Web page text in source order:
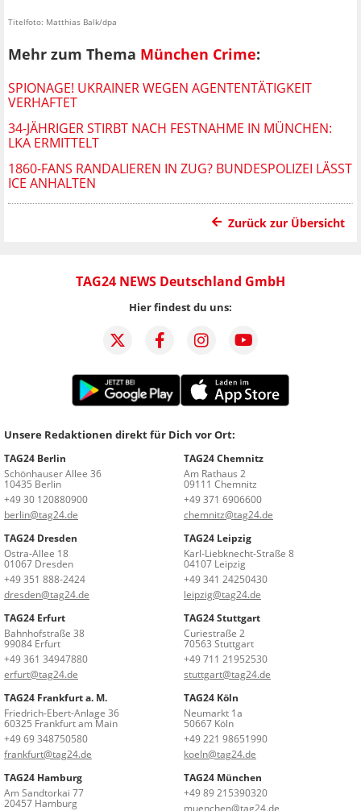
Titelfoto: Matthias Balk/dpa
Mehr zum Thema München Crime:
SPIONAGE! UKRAINER WEGEN AGENTENTÄTIGKEIT
VERHAFTET
34-JÄHRIGER STIRBT NACH FESTNAHME IN MÜNCHEN:
LKA ERMITTELT
1860-FANS RANDALIEREN IN ZUG? BUNDESPOLIZEI LÄSST
ICE ANHALTEN
Zurück zur Übersicht
TAG24 NEWS Deutschland GmbH
Hier findest du uns:
Unsere Redaktionen direkt für Dich vor Ort:
TAG24 Berlin
Schönhauser Allee 36
10435 Berlin
+49 30 120880900
berlin@tag24.de
TAG24 Chemnitz
Am Rathaus 2
09111 Chemnitz
+49 371 6906600
chemnitz@tag24.de
TAG24 Dresden
Ostra-Allee 18
01067 Dresden
+49 351 888-2424
dresden@tag24.de
TAG24 Leipzig
Karl-Liebknecht-Straße 8
04107 Leipzig
+49 341 24250430
leipzig@tag24.de
TAG24 Erfurt
Bahnhofstraße 38
99084 Erfurt
+49 361 34947880
erfurt@tag24.de
TAG24 Stuttgart
Curiestraße 2
70563 Stuttgart
+49 711 21952530
stuttgart@tag24.de
TAG24 Frankfurt a. M.
Friedrich-Ebert-Anlage 36
60325 Frankfurt am Main
+49 69 348750580
frankfurt@tag24.de
TAG24 Köln
Neumarkt 1a
50667 Köln
+49 221 98651990
koeln@tag24.de
TAG24 Hamburg
Am Sandtorkai 77
20457 Hamburg
TAG24 München
+49 89 215390320
muenchen@tag24.de